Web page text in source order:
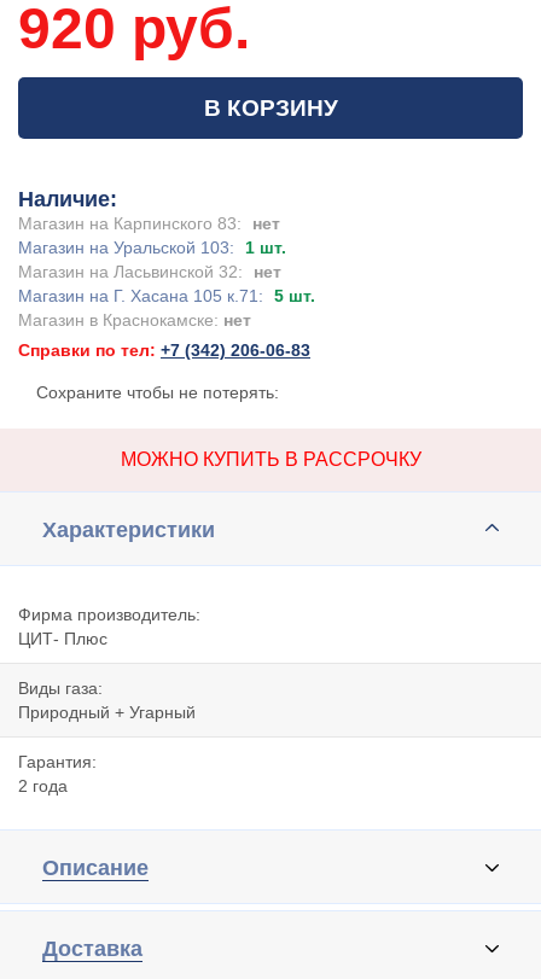
920 руб.
В КОРЗИНУ
Наличие:
Магазин на Карпинского 83:
нет
Магазин на Уральской 103:
1 шт.
Магазин на Ласьвинской 32:
нет
Магазин на Г. Хасана 105 к.71:
5 шт.
Магазин в Краснокамске: нет
Справки по тел: +7 (342) 206-06-83
Сохраните чтобы не потерять:
МОЖНО КУПИТЬ В РАССРОЧКУ
Характеристики
Фирма производитель:
ЦИТ- Плюс
Виды газа:
Природный + Угарный
Гарантия:
2 года
Описание
Доставка